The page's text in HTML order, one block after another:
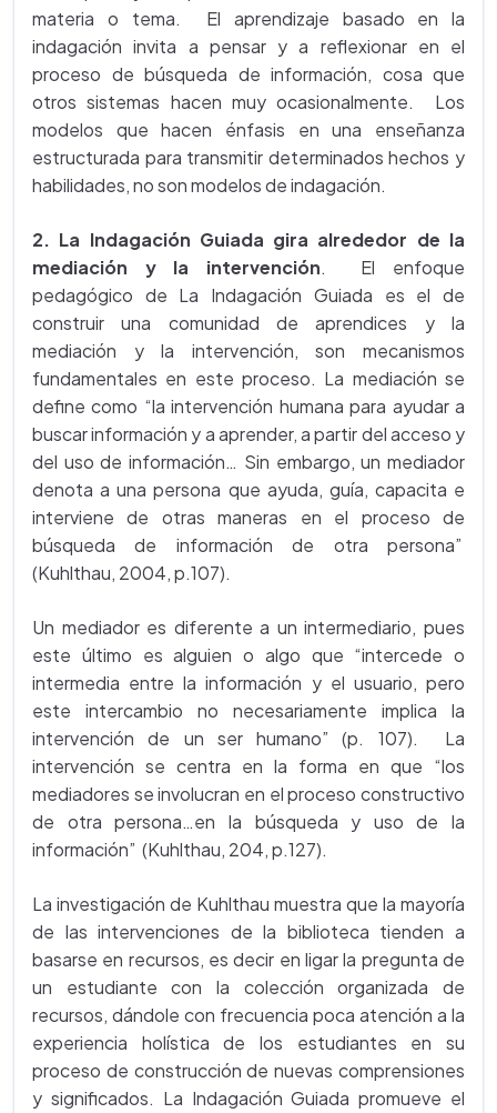
materia o tema. El aprendizaje basado en la
indagación invita a pensar y a reflexionar en el
proceso de búsqueda de información, cosa que
otros sistemas hacen muy ocasionalmente. Los
modelos que hacen énfasis en una enseñanza
estructurada para transmitir determinados hechos y
habilidades, no son modelos de indagación.
2. La Indagación Guiada gira alrededor de la
mediación y la intervención. El enfoque
pedagógico de La Indagación Guiada es el de
construir una comunidad de aprendices y la
mediación y la intervención, son mecanismos
fundamentales en este proceso. La mediación se
define como “la intervención humana para ayudar a
buscar información y a aprender, a partir del acceso y
del uso de información… Sin embargo, un mediador
denota a una persona que ayuda, guía, capacita e
interviene de otras maneras en el proceso de
búsqueda de información de otra persona”
(Kuhlthau, 2004, p.107).
Un mediador es diferente a un intermediario, pues
este último es alguien o algo que “intercede o
intermedia entre la información y el usuario, pero
este intercambio no necesariamente implica la
intervención de un ser humano” (p. 107). La
intervención se centra en la forma en que “los
mediadores se involucran en el proceso constructivo
de otra persona…en la búsqueda y uso de la
información” (Kuhlthau, 204, p.127).
La investigación de Kuhlthau muestra que la mayoría
de las intervenciones de la biblioteca tienden a
basarse en recursos, es decir en ligar la pregunta de
un estudiante con la colección organizada de
recursos, dándole con frecuencia poca atención a la
experiencia holística de los estudiantes en su
proceso de construcción de nuevas comprensiones
y significados. La Indagación Guiada promueve el